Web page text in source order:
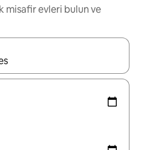
misafir evleri bulun ve
yukarı ve aşağı oklarıyla